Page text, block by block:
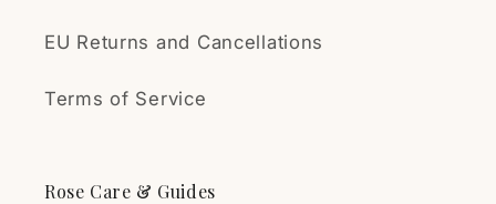
EU Returns and Cancellations
Terms of Service
Rose Care & Guides